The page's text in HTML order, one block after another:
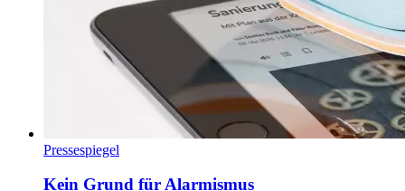
Pressespiegel
Kein Grund für Alarmismus